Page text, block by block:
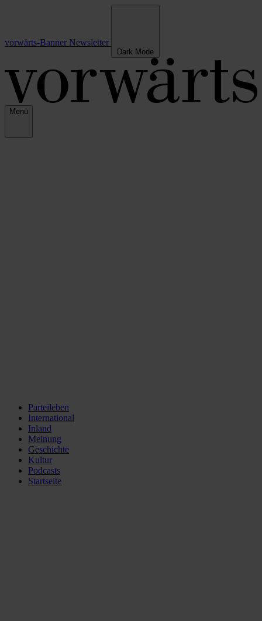
vorwärts-Banner Newsletter
Dark Mode
Menü
Parteileben
International
Inland
Meinung
Geschichte
Kultur
Podcasts
Startseite